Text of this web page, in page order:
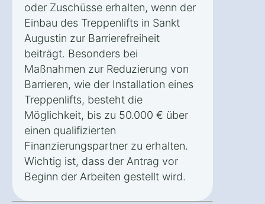
oder Zuschüsse erhalten, wenn der
Einbau des Treppenlifts in Sankt
Augustin zur Barrierefreiheit
beiträgt. Besonders bei
Maßnahmen zur Reduzierung von
Barrieren, wie der Installation eines
Treppenlifts, besteht die
Möglichkeit, bis zu 50.000 € über
einen qualifizierten
Finanzierungspartner zu erhalten.
Wichtig ist, dass der Antrag vor
Beginn der Arbeiten gestellt wird.